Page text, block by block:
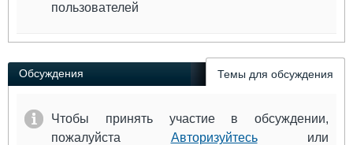
пользователей
Обсуждения Темы для обсуждения
Чтобы принять участие в обсуждении,
пожалуйста Авторизуйтесьили